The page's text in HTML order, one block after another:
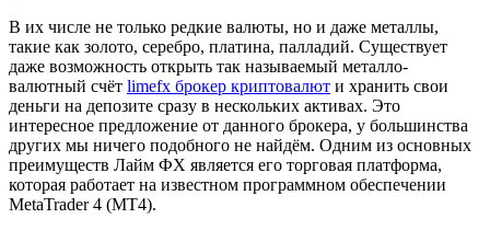
В их числе не только редкие валюты, но и даже металлы,
такие как золото, серебро, платина, палладий. Существует
даже возможность открыть так называемый металло-
валютный счёт limefx брокер криптовалют и хранить свои
деньги на депозите сразу в нескольких активах. Это
интересное предложение от данного брокера, у большинства
других мы ничего подобного не найдём. Одним из основных
преимуществ Лайм ФХ является его торговая платформа,
которая работает на известном программном обеспечении
MetaTrader 4 (MT4).